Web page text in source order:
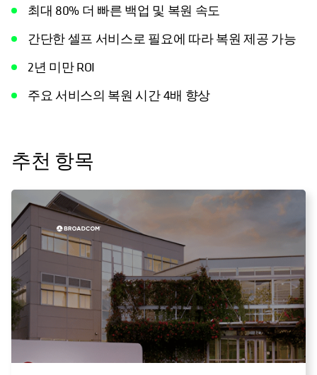
최대 80% 더 빠른 백업 및 복원 속도
간단한 셀프 서비스로 필요에 따라 복원 제공 가능
2년 미만 ROI
주요 서비스의 복원 시간 4배 향상
추천 항목